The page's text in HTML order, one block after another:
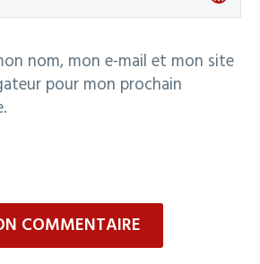
nom, mon e-mail et mon site
pour mon prochain
COMMENTAIRE